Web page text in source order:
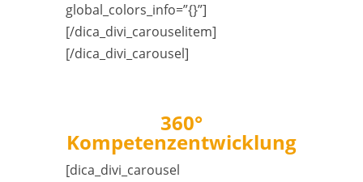
global_colors_info=”{}”]
[/dica_divi_carouselitem]
[/dica_divi_carousel]
360°
Kompetenzentwicklung
[dica_divi_carousel